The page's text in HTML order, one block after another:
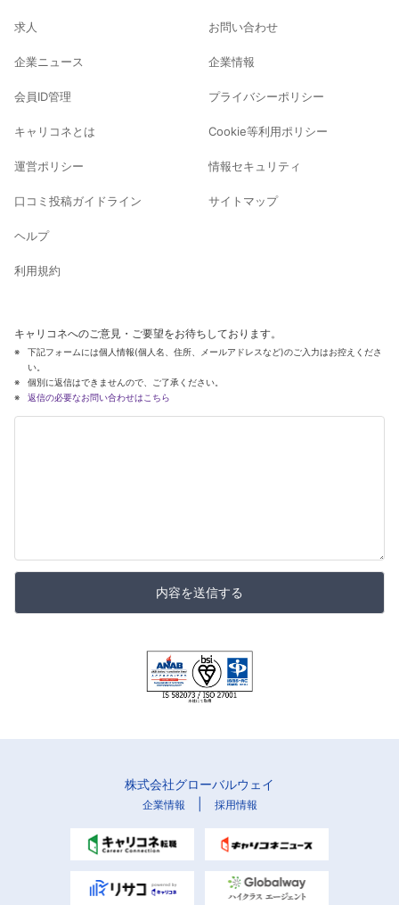
求人
企業ニュース
会員ID管理
キャリコネとは
運営ポリシー
口コミ投稿ガイドライン
ヘルプ
利用規約
お問い合わせ
企業情報
プライバシーポリシー
Cookie等利用ポリシー
情報セキュリティ
サイトマップ
キャリコネへのご意見・ご要望をお待ちしております。
下記フォームには個人情報(個人名、住所、メールアドレスなど)のご入力はお控えくださ
い。
個別に返信はできませんので、ご了承ください。
返信の必要なお問い合わせはこちら
内容を送信する
株式会社グローバルウェイ
企業情報 採用情報